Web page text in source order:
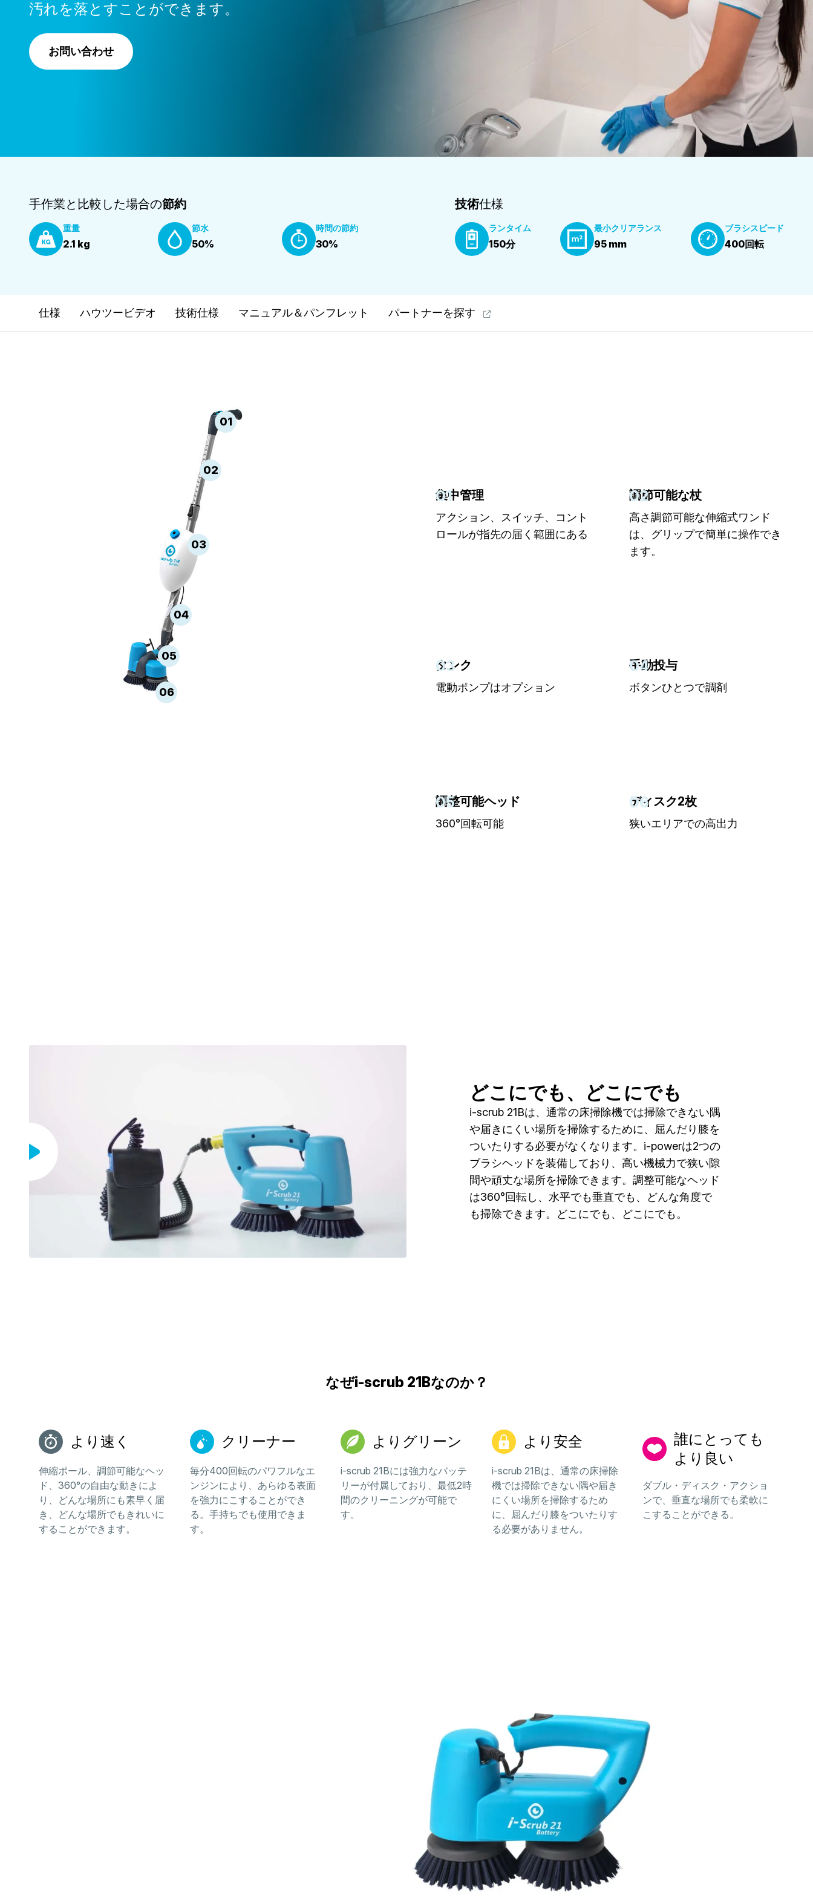
汚れを落とすことができます。
お問い合わせ
手作業と比較した場合の節約
重量
2.1 kg
節水
50%
時間の節約
30%
技術仕様
ランタイム
150分
最小クリアランス
95 mm
ブラシスピード
400回転
仕様 ハウツービデオ 技術仕様 マニュアル＆パンフレット パートナーを探す
01
02
03
04
05
06
01
集中管理
アクション、スイッチ、コント
ロールが指先の届く範囲にある
02
調節可能な杖
高さ調節可能な伸縮式ワンド
は、グリップで簡単に操作でき
ます。
03
タンク
電動ポンプはオプション
04
手動投与
ボタンひとつで調剤
05
調整可能ヘッド
360°回転可能
06
ディスク2枚
狭いエリアでの高出力
どこにでも、どこにでも
i-scrub 21Bは、通常の床掃除機では掃除できない隅
や届きにくい場所を掃除するために、屈んだり膝を
ついたりする必要がなくなります。i-powerは2つの
ブラシヘッドを装備しており、高い機械力で狭い隙
間や頑丈な場所を掃除できます。調整可能なヘッド
は360°回転し、水平でも垂直でも、どんな角度で
も掃除できます。どこにでも、どこにでも。
なぜi-scrub 21Bなのか？
より速く
伸縮ポール、調節可能なヘッ
ド、360°の自由な動きによ
り、どんな場所にも素早く届
き、どんな場所でもきれいに
することができます。
クリーナー
毎分400回転のパワフルなエ
ンジンにより、あらゆる表面
を強力にこすることができ
る。手持ちでも使用できま
す。
よりグリーン
i-scrub 21Bには強力なバッテ
リーが付属しており、最低2時
間のクリーニングが可能で
す。
より安全
i-scrub 21Bは、通常の床掃除
機では掃除できない隅や届き
にくい場所を掃除するため
に、屈んだり膝をついたりす
る必要がありません。
誰にとっても
より良い
ダブル・ディスク・アクショ
ンで、垂直な場所でも柔軟に
こすることができる。